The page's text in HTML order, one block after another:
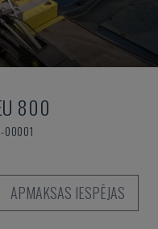
800
00001
APMAKSAS IESPĒJAS